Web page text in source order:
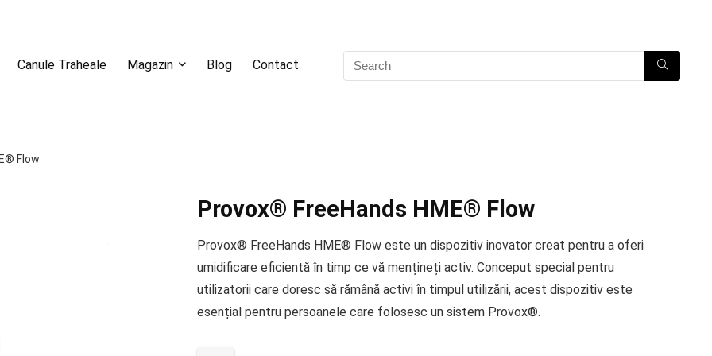
Canule Traheale Magazin Blog Contact
Flow
Provox® FreeHands HME® Flow
Provox® FreeHands HME® Flow este un dispozitiv inovator creat pentru a oferi
umidificare eficientă în timp ce vă mențineți activ. Conceput special pentru
utilizatorii care doresc să rămână activi în timpul utilizării, acest dispozitiv este
esențial pentru persoanele care folosesc un sistem Provox®.